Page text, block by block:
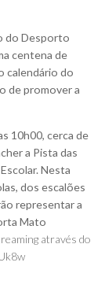
do Desporto
centena de
calendário do
de promover a
10h00, cerca de
a Pista das
Nesta
dos escalões
representar a
Mato
através do